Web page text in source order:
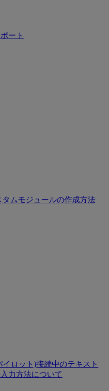
ート
タムモジュールの作成方法
イロット)接続中のテキスト
力方法について